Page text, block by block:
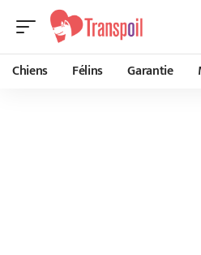
Chiens Félins Garantie